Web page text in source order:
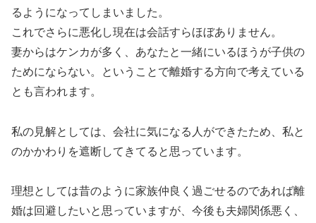
るようになってしまいました。
これでさらに悪化し現在は会話すらほぼありません。
妻からはケンカが多く、あなたと一緒にいるほうが子供の
ためにならない。ということで離婚する方向で考えている
とも言われます。
私の見解としては、会社に気になる人ができたため、私と
のかかわりを遮断してきてると思っています。
理想としては昔のように家族仲良く過ごせるのであれば離
婚は回避したいと思っていますが、今後も夫婦関係悪く、